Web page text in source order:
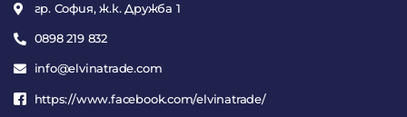
гр. София, ж.к. Дружба 1
0898 219 832
info@elvinatrade.com
https://www.facebook.com/elvinatrade/